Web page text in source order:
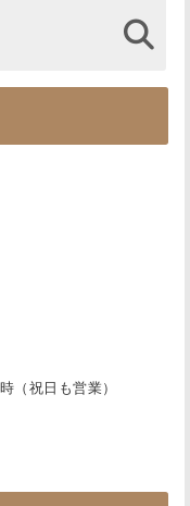
（祝日も営業）